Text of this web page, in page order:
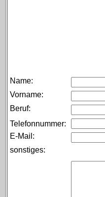
Name:
Vorname:
Beruf:
Telefonnummer:
E-Mail:
sonstiges: